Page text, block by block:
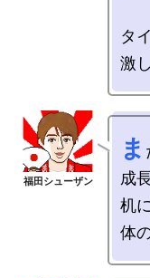
タ
ま
成
机